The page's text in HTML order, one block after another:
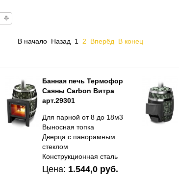
В начало Назад 1 2 Вперёд В конец
Банная печь Термофор
Саяны Carbon Витра
арт.29301
Для парной от 8 до 18м3
Выносная топка
Дверца с панорамным
стеклом
Конструкционная сталь
Цена: 1.544,0 руб.